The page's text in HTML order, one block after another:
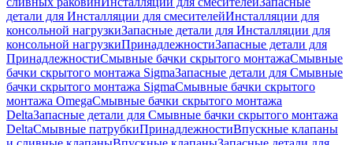
детали для Инсталляции для смесителейИнсталляции для
консольной нагрузкиЗапасные детали для Инсталляции для
консольной нагрузкиПринадлежностиЗапасные детали для
ПринадлежностиСмывные бачки скрытого монтажаСмывные
бачки скрытого монтажа SigmaЗапасные детали для Смывные
бачки скрытого монтажа SigmaСмывные бачки скрытого
монтажа OmegaСмывные бачки скрытого монтажа
DeltaЗапасные детали для Смывные бачки скрытого монтажа
DeltaСмывные патрубкиПринадлежностиВпускные клапаны